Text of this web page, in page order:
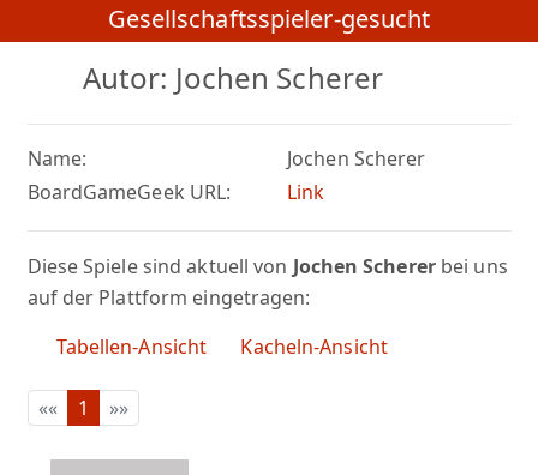
Gesellschaftsspieler-gesucht
Autor: Jochen Scherer
Name:
Jochen Scherer
BoardGameGeek URL:
Link
Diese Spiele sind aktuell von Jochen Schererbei uns
auf der Plattform eingetragen:
Tabellen-Ansicht
Kacheln-Ansicht
«« 1 »»